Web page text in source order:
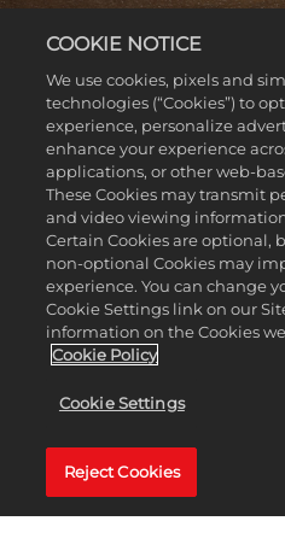
使用「鬼魂」強化裝備，暫
驗超自然的駕駛樂趣。在這
地穿越障礙物、其他賽車和
上也不會降低速度。鬼魂效
其他對手，可以提前停用效
成出其不意的傷害！
COOKIE NOTICE
We use cookies, pixels and
technologies (“Cookies”) to
experience, personalize
enhance your experience
applications, or other web-
These Cookies may transmit
and video viewing
Certain Cookies are
non-optional Cookies may
experience. You can change
Cookie Settings link on our
information on the Cookies
Cookie Policy
Cookie Settings
Reject Cookies